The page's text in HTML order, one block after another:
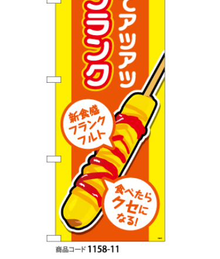
CATEGORY
住まい・暮らし
美容・健康 地域・観光
イベント・季節 不動産・建築
カルチャー・教養 娯楽
車・バイク関連 その他
OTHER ITEMS
関連アイテムを見る
既製デザイン商品注文方法
オリジナルオーダー注文方法
料金一覧
お届け納期と配送方法
お支払方法
初めての方へ トップ
お客様の声
よくある質問
オリジナルオーダー制作事例